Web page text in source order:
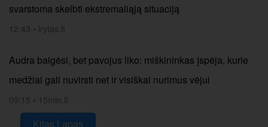
svarstoma skelbti ekstremaliąją situaciją
12:43 • lrytas.lt
Audra baigėsi, bet pavojus liko: miškininkas įspėja, kurie
medžiai gali nuvirsti net ir visiškai nurimus vėjui
09:15 • 15min.lt
Kitas Lapas